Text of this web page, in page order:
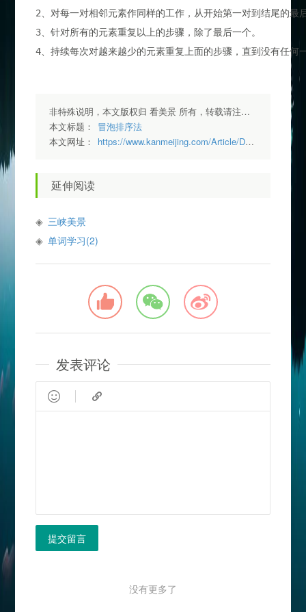
2、对每一对相邻元素作同样的工作，从开始第一对到结尾的
3、针对所有的元素重复以上的步骤，除了最后一个。
4、持续每次对越来越少的元素重复上面的步骤，直到没有任何
非特殊说明，本文版权归 看美景 所有，转载请注明出处.
本文标题：
冒泡排序法
本文网址：
https://www.kanmeijing.com/Article/Detail/15
延伸阅读
三峡美景
单词学习(2)
发表评论
 
提交留言
没有更多了